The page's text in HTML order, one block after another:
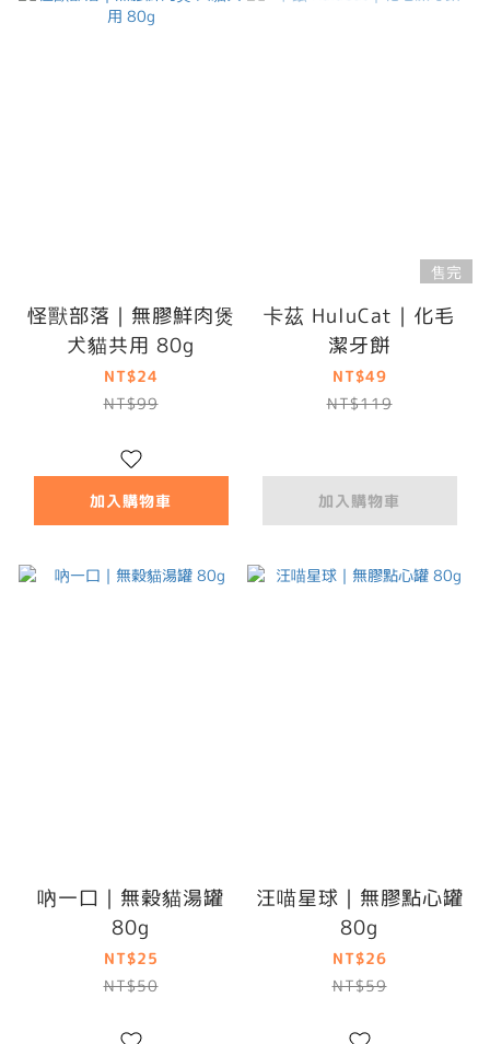
怪獸部落｜無膠鮮肉煲
犬貓共用 80g
NT$24
NT$99
加入購物車
售完
卡茲 HuluCat｜化毛
潔牙餅
NT$49
NT$119
加入購物車
吶一口｜無穀貓湯罐
80g
NT$25
NT$50
汪喵星球｜無膠點心罐
80g
NT$26
NT$59